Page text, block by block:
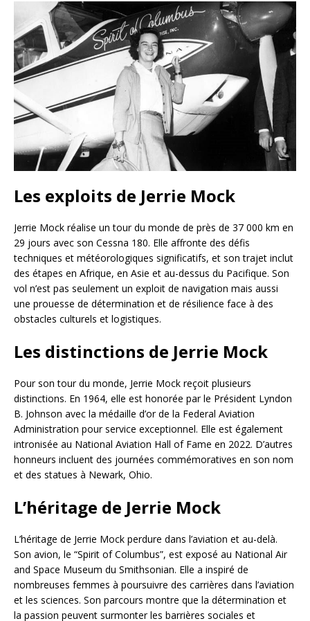
Les exploits de Jerrie Mock
Jerrie Mock réalise un tour du monde de près de 37 000 km en
29 jours avec son Cessna 180. Elle affronte des défis
techniques et météorologiques significatifs, et son trajet inclut
des étapes en Afrique, en Asie et au-dessus du Pacifique. Son
vol n’est pas seulement un exploit de navigation mais aussi
une prouesse de détermination et de résilience face à des
obstacles culturels et logistiques.
Les distinctions de Jerrie Mock
Pour son tour du monde, Jerrie Mock reçoit plusieurs
distinctions. En 1964, elle est honorée par le Président Lyndon
B. Johnson avec la médaille d’or de la Federal Aviation
Administration pour service exceptionnel. Elle est également
intronisée au National Aviation Hall of Fame en 2022. D’autres
honneurs incluent des journées commémoratives en son nom
et des statues à Newark, Ohio.
L’héritage de Jerrie Mock
L’héritage de Jerrie Mock perdure dans l’aviation et au-delà.
Son avion, le “Spirit of Columbus”, est exposé au National Air
and Space Museum du Smithsonian. Elle a inspiré de
nombreuses femmes à poursuivre des carrières dans l’aviation
et les sciences. Son parcours montre que la détermination et
la passion peuvent surmonter les barrières sociales et